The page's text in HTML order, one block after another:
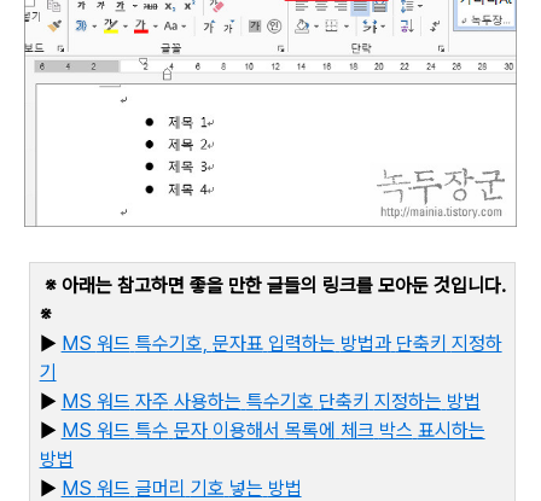
※ 아래는 참고하면 좋을 만한 글들의 링크를 모아둔 것입니다.
※
▶ MS 워드 특수기호, 문자표 입력하는 방법과 단축키 지정하
기
▶ MS 워드 자주 사용하는 특수기호 단축키 지정하는 방법
▶ MS 워드 특수 문자 이용해서 목록에 체크 박스 표시하는
방법
▶ MS 워드 글머리 기호 넣는 방법